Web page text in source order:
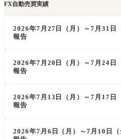
FX自動売買実績
2026年7月27日（月）～7月31日
報告
2026年7月20日（月）～7月24日
報告
2026年7月13日（月）～7月17日
報告
2026年7月6日（月）～7月10日